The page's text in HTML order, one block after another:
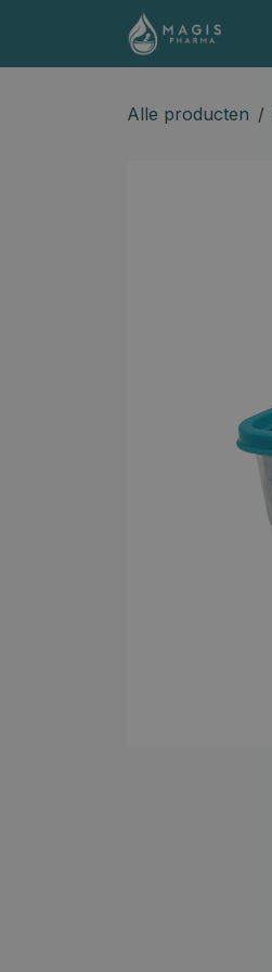
Overslaan naar inhoud
Alle producten